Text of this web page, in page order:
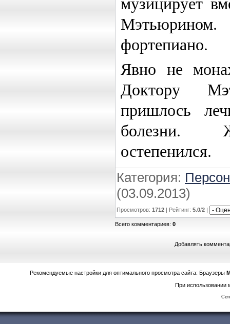
фортепиано.
Явно не
Доктору
пришлось
болезни.
остепенился.
Категория:
(03.09.2013)
Просмотров: 1712 | Рейтинг: 5.0/2 |
Всего комментариев:0
Добавлять
Рекомендуемые настройки для оптимального просмотра сайта: Браузеры
При использовании